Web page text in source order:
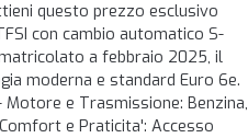
questo prezzo esclusivo
con cambio automatico S-
a febbraio 2025, il
moderna e standard Euro 6e.
e Trasmissione: Benzina,
e Praticita': Accesso